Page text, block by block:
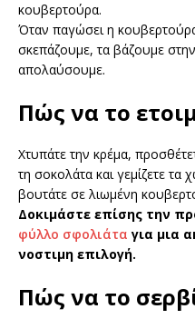
κουβερτούρα.
Όταν παγώσει η
σκεπάζουμε, τα βάζουμε στην
απολαύσουμε.
Πώς να το
Χτυπάτε την κρέμα,
τη σοκολάτα και γεμίζετε
βουτάτε σε λιωμένη
Δοκιμάστε επίσης την
φύλλο σφολιάτα για μια
νοστιμη επιλογή.
Πώς να το